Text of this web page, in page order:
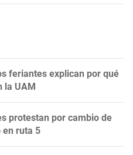
feriantes explican por qué
la UAM
protestan por cambio de
en ruta 5